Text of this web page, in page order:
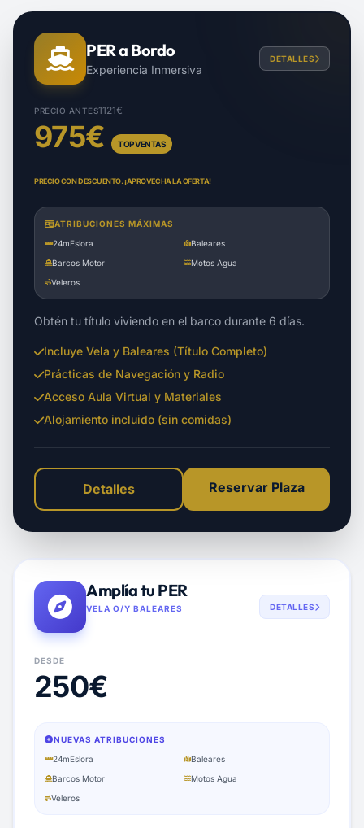
PER a Bordo
Experiencia Inmersiva
DETALLES
PRECIO ANTES1121€
975€ TOP VENTAS
PRECIO CON DESCUENTO. ¡APROVECHA LA OFERTA!
ATRIBUCIONES MÁXIMAS
24mEslora
Baleares
Barcos Motor
Motos Agua
Veleros
Obtén tu título viviendo en el barco durante 6 días.
Incluye Vela y Baleares (Título Completo)
Prácticas de Navegación y Radio
Acceso Aula Virtual y Materiales
Alojamiento incluido (sin comidas)
Detalles Reservar Plaza
Amplía tu PER
VELA O/Y BALEARES DETALLES
DESDE
250€
NUEVAS ATRIBUCIONES
24mEslora
Baleares
Barcos Motor
Motos Agua
Veleros